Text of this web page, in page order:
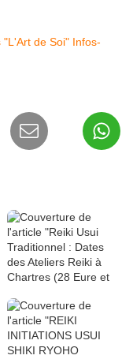
"L'Art de Soi" Infos-